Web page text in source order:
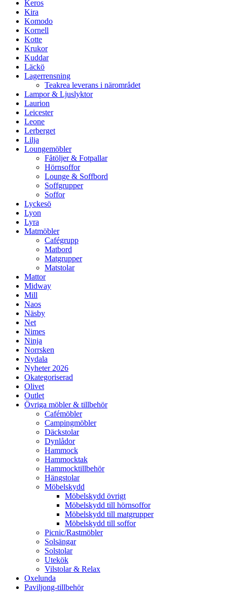
Keros
Kira
Komodo
Kornell
Kotte
Krukor
Kuddar
Läckö
Lagerrensning
Teakrea leverans i närområdet
Lampor & Ljuslyktor
Laurion
Leicester
Leone
Lerberget
Lilja
Loungemöbler
Fåtöljer & Fotpallar
Hörnsoffor
Lounge & Soffbord
Soffgrupper
Soffor
Lyckesö
Lyon
Lyra
Matmöbler
Cafégrupp
Matbord
Matgrupper
Matstolar
Mattor
Midway
Mill
Naos
Näsby
Net
Nimes
Ninja
Norrsken
Nydala
Nyheter 2026
Okategoriserad
Olivet
Outlet
Övriga möbler & tillbehör
Cafémöbler
Campingmöbler
Däckstolar
Dynlådor
Hammock
Hammocktak
Hammocktillbehör
Hängstolar
Möbelskydd
Möbelskydd övrigt
Möbelskydd till hörnsoffor
Möbelskydd till matgrupper
Möbelskydd till soffor
Picnic/Rastmöbler
Solsängar
Solstolar
Utekök
Vilstolar & Relax
Oxelunda
Paviljong-tillbehör